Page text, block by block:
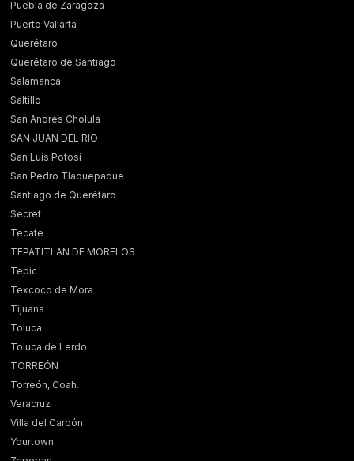
Puebla de Zaragoza
Puerto Vallarta
Querétaro
Querétaro de Santiago
Salamanca
Saltillo
San Andrés Cholula
SAN JUAN DEL RIO
San Luis Potosí
San Pedro Tlaquepaque
Santiago de Querétaro
Secret
Tecate
TEPATITLAN DE MORELOS
Tepic
Texcoco de Mora
Tijuana
Toluca
Toluca de Lerdo
TORREÓN
Torreón, Coah.
Veracruz
Villa del Carbón
Yourtown